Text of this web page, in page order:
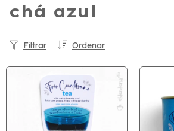
chá azul
Ordenar
Filtrar